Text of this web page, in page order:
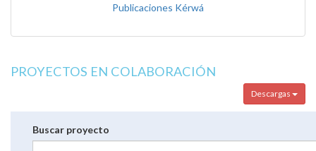
Publicaciones Kérwá
PROYECTOS EN COLABORACIÓN
Descargas
Buscar proyecto